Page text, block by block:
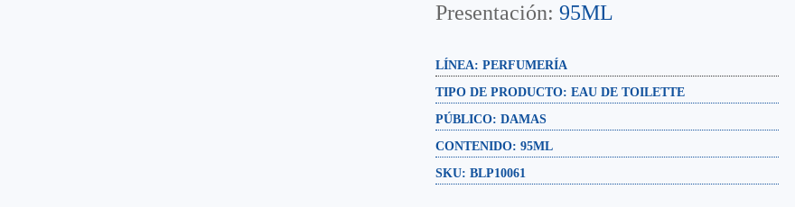
Presentación:95ML
LÍNEA: PERFUMERÍA
TIPO DE PRODUCTO:EAU DE TOILETTE
PÚBLICO:DAMAS
CONTENIDO:95ML
SKU: BLP10061